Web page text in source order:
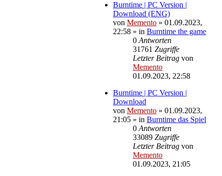
Burntime | PC Version |
Download (ENG)
von Memento » 01.09.2023,
22:58 » in Burntime the game
0 Antworten
31761 Zugriffe
Letzter Beitrag von
Memento
01.09.2023, 22:58
Burntime | PC Version |
Download
von Memento » 01.09.2023,
21:05 » in Burntime das Spiel
0 Antworten
33089 Zugriffe
Letzter Beitrag von
Memento
01.09.2023, 21:05